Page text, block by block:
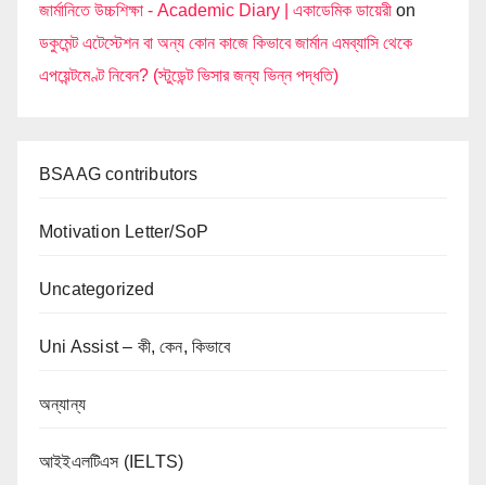
জার্মানিতে উচ্চশিক্ষা - Academic Diary | একাডেমিক ডায়েরী on
ডকুমেন্ট এটেস্টেশন বা অন্য কোন কাজে কিভাবে জার্মান এমব্যাসি থেকে
এপয়েন্টমেণ্ট নিবেন? (স্টুডেন্ট ভিসার জন্য ভিন্ন পদ্ধতি)
BSAAG contributors
Motivation Letter/SoP
Uncategorized
Uni Assist – কী, কেন, কিভাবে
অন্যান্য
আইইএলটিএস (IELTS)